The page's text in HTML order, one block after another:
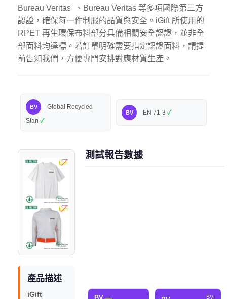
Bureau Veritas 、Bureau Veritas 等多項國際第三方
認證，確保每一件制服的品質與安全。iGift 所使用的
RPET 再生環保布料部分具備相關安全認證，並非全
部面料均達標。若訂單明確需要指定認證面料，請提
前告知我們，方便專門安排對應材質生產。
BV
Global Recycled
Stan ✓
BV EN 71-3 ✓
產品描述
iGift
測試報告數據
BV-